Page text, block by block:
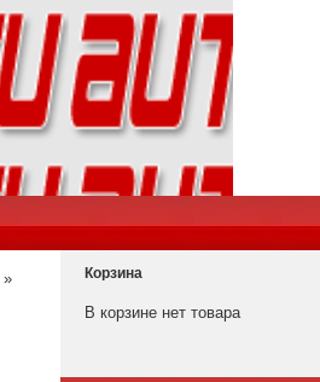
»
Корзина
В корзине нет товара